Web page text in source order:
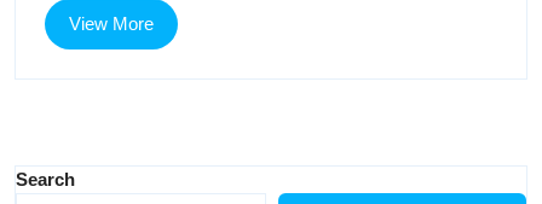
Los
High
View MoreView
More
Search